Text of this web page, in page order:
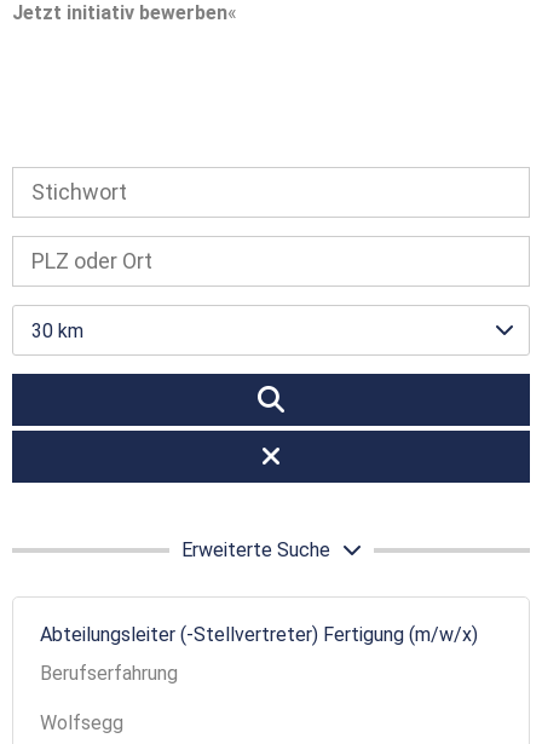
Jetzt initiativ bewerben
30 km
Erweiterte Suche
Abteilungsleiter (-Stellvertreter) Fertigung (m/w/x)
Berufserfahrung
Wolfsegg